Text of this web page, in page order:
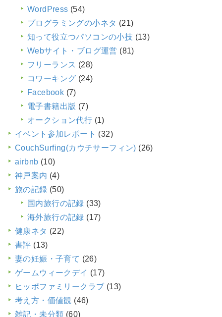
WordPress (54)
プログラミングの小ネタ (21)
知って役立つパソコンの小技 (13)
Webサイト・ブログ運営 (81)
フリーランス (28)
コワーキング (24)
Facebook (7)
電子書籍出版 (7)
オークション代行 (1)
イベント参加レポート (32)
CouchSurfing(カウチサーフィン) (26)
airbnb (10)
神戸案内 (4)
旅の記録 (50)
国内旅行の記録 (33)
海外旅行の記録 (17)
健康ネタ (22)
書評 (13)
妻の妊娠・子育て (26)
ゲームウィークデイ (17)
ヒッポファミリークラブ (13)
考え方・価値観 (46)
雑記・未分類 (60)